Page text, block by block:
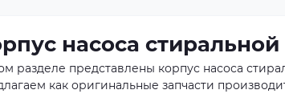
насоса
разделе представлены корпус насоса
как оригинальные запчасти